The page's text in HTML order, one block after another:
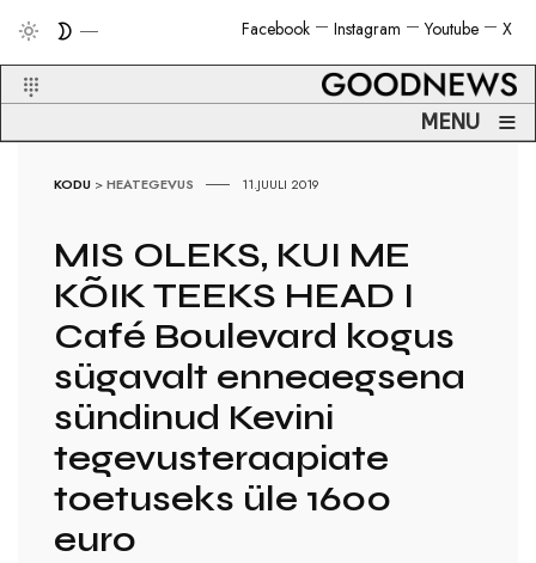
X
Youtube
Instagram
Facebook
MENU ≡
KODU >HEATEGEVUS 11.JUULI 2019
MIS OLEKS, KUI ME
KÕIK TEEKS HEAD I
Café Boulevard kogus
sügavalt enneaegsena
sündinud Kevini
tegevusteraapiate
toetuseks üle 1600
euro